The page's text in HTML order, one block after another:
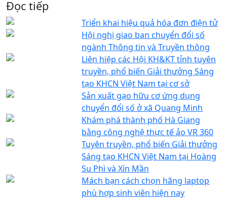
Đọc tiếp
Triển khai hiệu quả hóa đơn điện tử
Hội nghị giao ban chuyển đổi số
ngành Thông tin và Truyền thông
Liên hiệp các Hội KH&KT tỉnh tuyên
truyền, phổ biến Giải thưởng Sáng
tạo KHCN Việt Nam tại cơ sở
Sản xuất gạo hữu cơ ứng dụng
chuyển đổi số ở xã Quang Minh
Khám phá thành phố Hà Giang
bằng công nghệ thực tế ảo VR 360
Tuyên truyền, phổ biến Giải thưởng
Sáng tạo KHCN Việt Nam tại Hoàng
Su Phì và Xín Mần
Mách bạn cách chọn hãng laptop
phù hợp sinh viên hiện nay